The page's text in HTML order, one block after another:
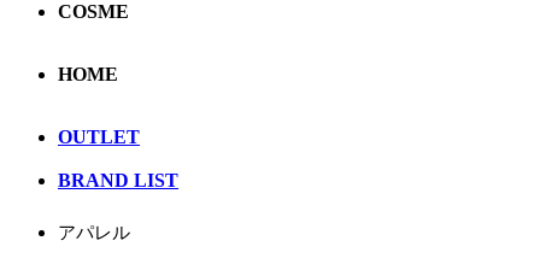
COSME
HOME
OUTLET
BRAND LIST
アパレル